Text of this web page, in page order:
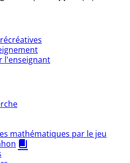
l'enseignant
mathématiques par le jeu